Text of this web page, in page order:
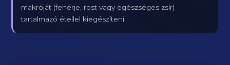
makróját (fehérje, rost vagy egészséges zsír)
tartalmazó étellel kiegészíteni.